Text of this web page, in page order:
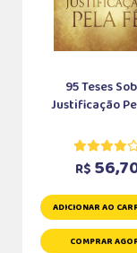
95 Teses
Justificação
R$
ADICIONAR AO
COMPRAR